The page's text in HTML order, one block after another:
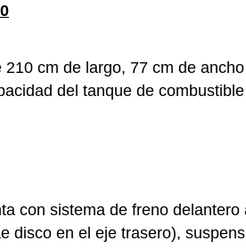
210 cm de largo, 77 cm de
del tanque de
con sistema de freno
disco en el eje trasero),